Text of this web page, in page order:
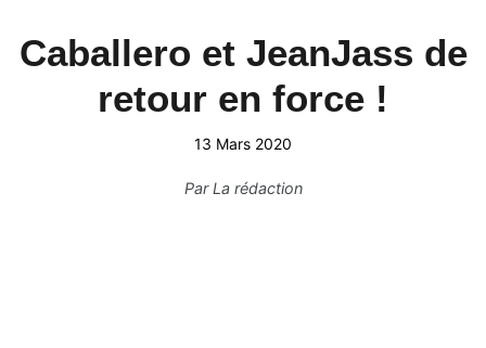
Caballero et JeanJass de
retour en force !
13 Mars 2020
ParLa rédaction